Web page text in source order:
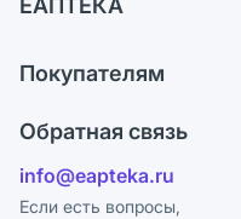
Самовывоз из аптек
Ответы на вопросы
Блог
Карьера
Поставщики
Лицензия
Реклама на сайте
Покупателям
Программа СберСпасибо
Обратная связь
info@eapteka.ru
Если есть вопросы,